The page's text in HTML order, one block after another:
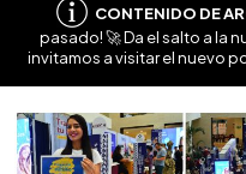
CONTENIDO DE
pasado! 🚀 Da el salto a la
invitamos a visitar el nuevo